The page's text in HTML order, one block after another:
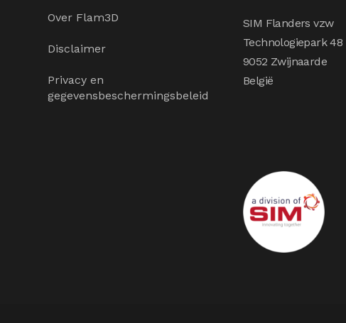
Over Flam3D
Disclaimer
Privacy en
gegevensbeschermingsbeleid
SIM Flanders vzw
Technologiepark 48
9052 Zwijnaarde
België